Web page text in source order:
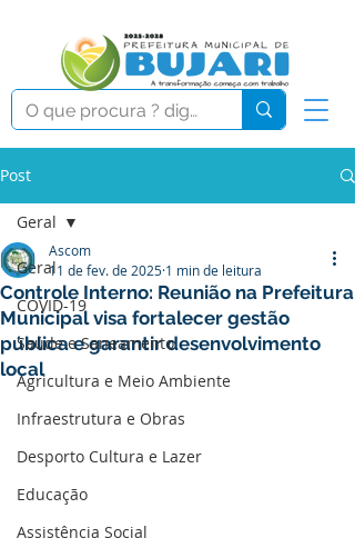
Post
Geral
COVID-19
Saúde e Saneamento
Agricultura e Meio Ambiente
Infraestrutura e Obras
Desporto Cultura e Lazer
Educação
Assistência Social
Geral
Controle Interno: Reunião na Prefeitura
Municipal visa fortalecer gestão
pública e garantir desenvolvimento
local
Ascom
11 de fev. de 2025 1 min de leitura